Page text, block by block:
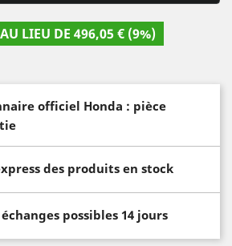
AU LIEU DE 496,05 € (9%)
officiel Honda : pièce
des produits en stock
possibles 14 jours